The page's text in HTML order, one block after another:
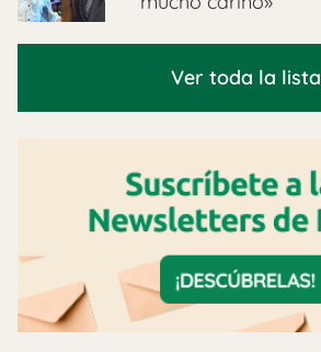
Ver toda la lista